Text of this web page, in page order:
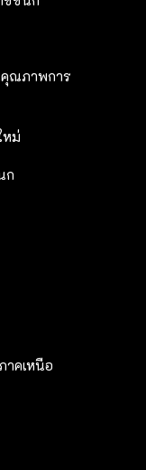
คุณภาพการ
หม่
ก
าคเหนือ